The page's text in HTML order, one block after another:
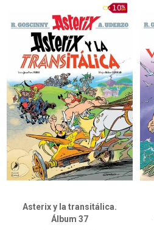
Asterix y la transitálica.
Álbum 37